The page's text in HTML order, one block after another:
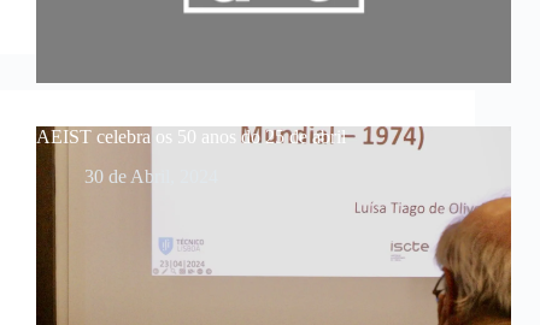
AEIST celebra os 50 anos do 25 de abril
30 de Abril, 2024